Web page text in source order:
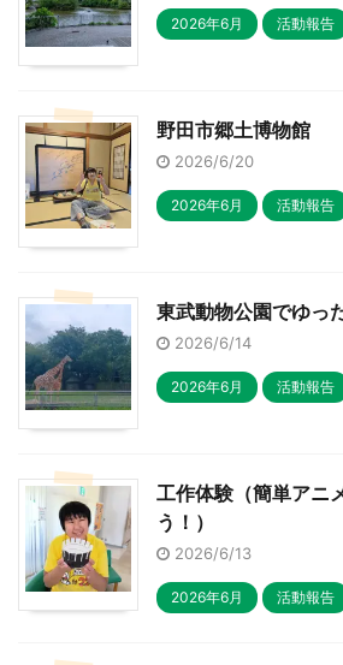
2026年6月 活動報告
野田市郷土博物館
2026/6/20
2026年6月 活動報告
東武動物公園でゆっ
2026/6/14
2026年6月 活動報告
工作体験（簡単アニ
う！）
2026/6/13
2026年6月 活動報告